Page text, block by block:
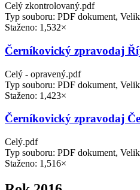
Celý zkontrolovaný.pdf
Typ souboru: PDF dokument,
Staženo: 1,532×
Černíkovický zpravodaj
Celý - opravený.pdf
Typ souboru: PDF dokument,
Staženo: 1,423×
Černíkovický zpravodaj
Celý.pdf
Typ souboru: PDF dokument,
Staženo: 1,516×